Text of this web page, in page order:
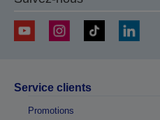
Service clients
Promotions